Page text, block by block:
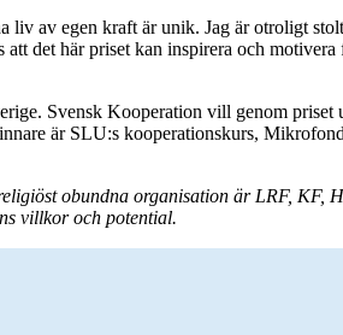
liv av egen kraft är unik. Jag är otroligt
det här priset kan inspirera och
Svensk Kooperation vill genom
är SLU:s kooperationskurs,
obundna organisation är LRF, KF,
villkor och potential.